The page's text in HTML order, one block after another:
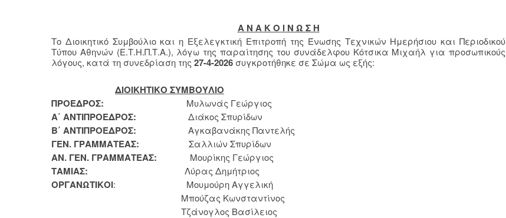
Α Ν Α Κ Ο Ι Ν Ω Σ Η
Το Διοικητικό Συμβούλιο και η Εξελεγκτική Επιτροπή της Ένωσης Τεχνικών Ημερήσιου και Περιοδικού
Τύπου Αθηνών (Ε.Τ.Η.Π.Τ.Α.), λόγω της παραίτησης του συνάδελφου Κότσικα Μιχαήλ για προσωπικούς
λόγους, κατά τη συνεδρίαση της 27-4-2026 συγκροτήθηκε σε Σώμα ως εξής:
ΔΙΟΙΚΗΤΙΚΟ ΣΥΜΒΟΥΛΙΟ
ΠΡΟΕΔΡΟΣ:
Μυλωνάς Γεώργιος
Α΄ ΑΝΤΙΠΡΟΕΔΡΟΣ: Διάκος Σπυρίδων
Β΄ ΑΝΤΙΠΡΟΕΔΡΟΣ: Αγκαβανάκης Παντελής
ΓΕΝ. ΓΡΑΜΜΑΤΕΑΣ: Σαλλιών Σπυρίδων
ΑΝ. ΓΕΝ. ΓΡΑΜΜΑΤΕΑΣ: Μουρίκης Γεώργιος
ΤΑΜΙΑΣ: Λύρας Δημήτριος
ΟΡΓΑΝΩΤΙΚΟΙ: Μουμούρη Αγγελική
Μπούζας Κωνσταντίνος
Τζάνογλος Βασίλειος